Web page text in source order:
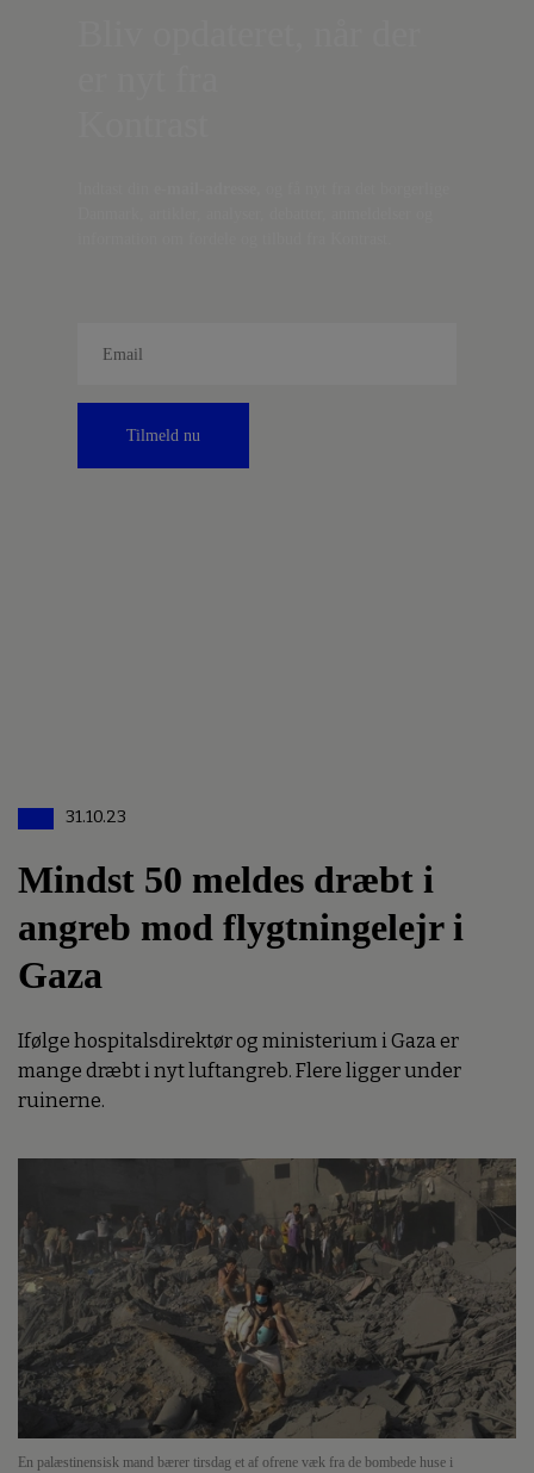
Tilmeld nu
31.10.23
Mindst 50 meldes dræbt i
angreb mod flygtningelejr i
Gaza
Ifølge hospitalsdirektør og ministerium i Gaza er
mange dræbt i nyt luftangreb. Flere ligger under
ruinerne.
En palæstinensisk mand bærer tirsdag et af ofrene væk fra de bombede huse i